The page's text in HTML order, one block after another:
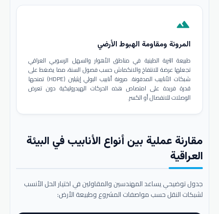
terrain
المرونة ومقاومة الهبوط الأرضي
طبيعة التربة الطينية في مناطق الأهوار والسهل الرسوبي العراقي
تجعلها عرضة للانتفاخ والانكماش حسب فصول السنة، مما يضغط على
شبكات الأنابيب المدفونة. مرونة أنابيب البولي إيثيلين (HDPE) تمنحها
قدرة فريدة على امتصاص هذه الحركات الهيدروليكية دون تعرض
الوصلات للانفصال أو الكسر.
مقارنة عملية بين أنواع الأنابيب في البيئة
العراقية
جدول توضيحي يساعد المهندسين والمقاولين في اختيار الحل الأنسب
لشبكات النقل حسب مواصفات المشروع وطبيعة الأرض: